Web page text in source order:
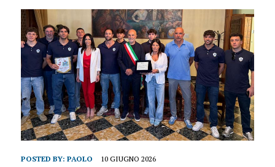
POSTED BY: PAOLO 10 GIUGNO 2026